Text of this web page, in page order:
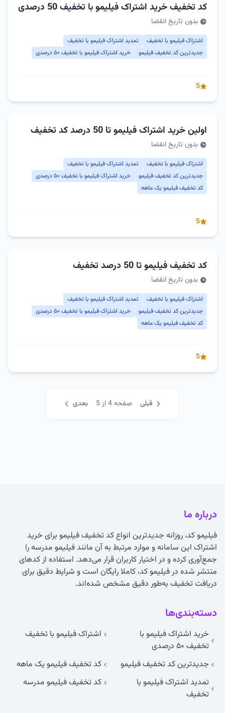
کد تخفیف خرید اشتراک فیلیمو با تخفیف 50 درصدی
بدون تاریخ انقضا
اشتراک فیلیمو با تخفیف
تمدید اشتراک فیلیمو با تخفیف
جدیدترین کد تخفیف فیلیمو
خرید اشتراک فیلیمو با تخفیف ۵۰ درصدی
5
اولین خرید اشتراک فیلیمو تا 50 درصد کد تخفیف
بدون تاریخ انقضا
اشتراک فیلیمو با تخفیف
تمدید اشتراک فیلیمو با تخفیف
جدیدترین کد تخفیف فیلیمو
خرید اشتراک فیلیمو با تخفیف ۵۰ درصدی
کد تخفیف فیلیمو یک ماهه
5
کد تخفیف فیلیمو تا 50 درصد تخفیف
بدون تاریخ انقضا
اشتراک فیلیمو با تخفیف
تمدید اشتراک فیلیمو با تخفیف
جدیدترین کد تخفیف فیلیمو
خرید اشتراک فیلیمو با تخفیف ۵۰ درصدی
کد تخفیف فیلیمو یک ماهه
5
قبلی صفحه 4 از 5 بعدی
درباره ما
فیلیمو کد، روزانه جدیدترین انواعکد تخفیف فیلیمو برای خرید
اشتراک این سامانه و موارد مرتبط به آن مانند فیلیمو مدرسه را
جمع‌آوری کرده و در اختیار کاربران قرار می‌دهد. استفاده از کدهای
منتشر شده در فیلیمو کد، کاملا رایگان است و شرایط دقیق برای
دریافت تخفیف به‌طور دقیق مشخص شده‌اند.
دسته‌بندی‌ها
خرید اشتراک فیلیمو با
تخفیف ۵۰ درصدی
اشتراک فیلیمو با تخفیف
جدیدترین کد تخفیف فیلیمو
کد تخفیف فیلیمو یک ماهه
تمدید اشتراک فیلیمو با
تخفیف
کد تخفیف فیلیمو مدرسه